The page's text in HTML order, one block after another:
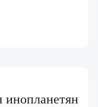
инопланетян